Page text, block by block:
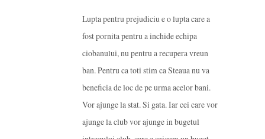
Lupta pentru prejudiciu e o lupta care a
fost pornita pentru a inchide echipa
ciobanului, nu pentru a recupera vreun
ban. Pentru ca toti stim ca Steaua nu va
beneficia de loc de pe urma acelor bani.
Vor ajunge la stat. Si gata. Iar cei care vor
ajunge la club vor ajunge in bugetul